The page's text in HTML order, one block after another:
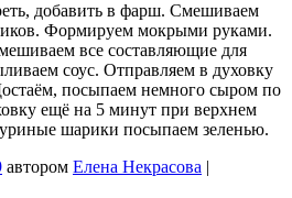
добавить в фарш. Смешиваем
Формируем мокрыми руками.
все составляющие для
соус. Отправляем в духовку
посыпаем немного сыром по
ещё на 5 минут при верхнем
шарики посыпаем зеленью.
автором Елена Некрасова